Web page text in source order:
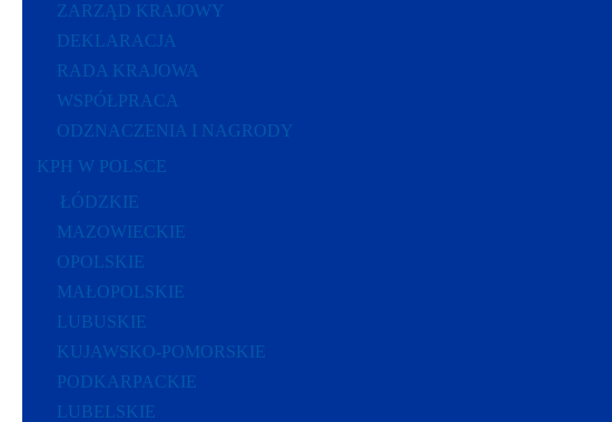
ZARZĄD KRAJOWY
DEKLARACJA
RADA KRAJOWA
WSPÓŁPRACA
ODZNACZENIA I NAGRODY
KPH W POLSCE
ŁÓDZKIE
MAZOWIECKIE
OPOLSKIE
MAŁOPOLSKIE
LUBUSKIE
KUJAWSKO-POMORSKIE
PODKARPACKIE
LUBELSKIE